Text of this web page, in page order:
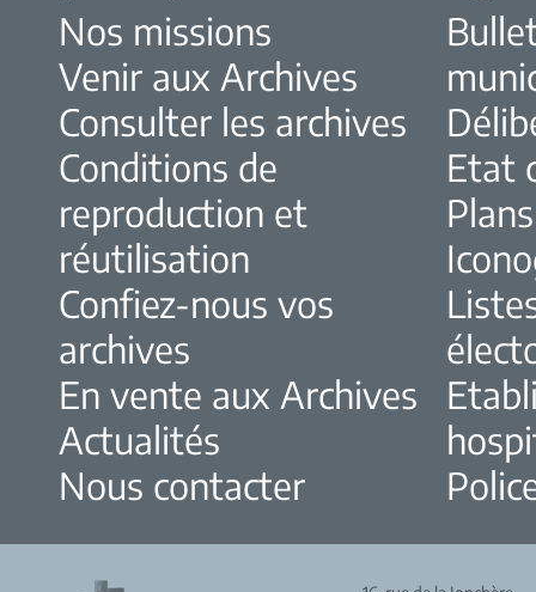
Nos missions
Venir aux Archives
Consulter les archives
Conditions de
reproduction et
réutilisation
Confiez-nous vos
archives
En vente aux Archives
Actualités
Nous contacter
Etat
Plans